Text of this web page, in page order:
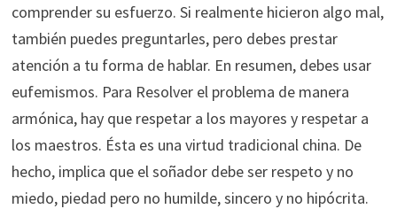
comprender su esfuerzo. Si realmente hicieron algo mal,
también puedes preguntarles, pero debes prestar
atención a tu forma de hablar. En resumen, debes usar
eufemismos. Para Resolver el problema de manera
armónica, hay que respetar a los mayores y respetar a
los maestros. Ésta es una virtud tradicional china. De
hecho, implica que el soñador debe ser respeto y no
miedo, piedad pero no humilde, sincero y no hipócrita.